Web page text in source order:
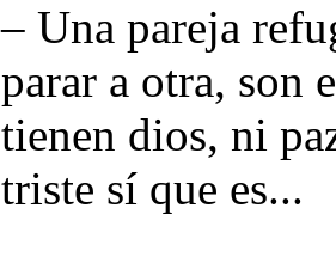
– Una pareja
parar a otra, son
tienen dios, ni
triste sí que es...